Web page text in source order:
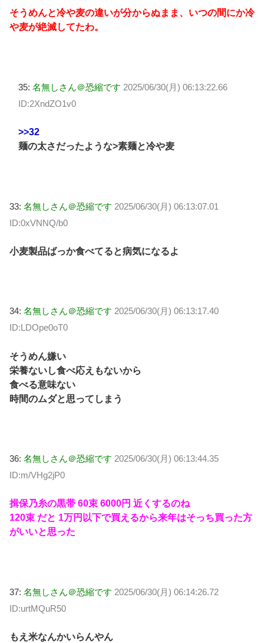
そうめんと冷や麦の違いが分からぬまま、いつの間にか冷
や麦が絶滅してたわ。
35: 名無しさん＠恐縮です 2025/06/30(月) 06:13:22.66
ID:2XndZO1v0
>>32
麺の太さだったような>素麺と冷や麦
33: 名無しさん＠恐縮です 2025/06/30(月) 06:13:07.01
ID:0xVNNQ/b0
小麦製品ばっか食べてると病気になるよ
34: 名無しさん＠恐縮です 2025/06/30(月) 06:13:17.40
ID:LDOpe0oT0
そうめん嫌い
栄養ないし食べ応えもないから
食べる意味ない
時間のムダと思ってしまう
36: 名無しさん＠恐縮です 2025/06/30(月) 06:13:44.35
ID:m/VHg2jP0
揖保乃糸の黒帯 60束 6000円 近くするのね
120束 だと 1万円以下で買えるから来年はそっち買った方
がいいと思った
37: 名無しさん＠恐縮です 2025/06/30(月) 06:14:26.72
ID:urtMQuR50
もえ米なんかいらんやん